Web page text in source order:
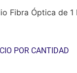
Fibra Óptica de 1
POR CANTIDAD